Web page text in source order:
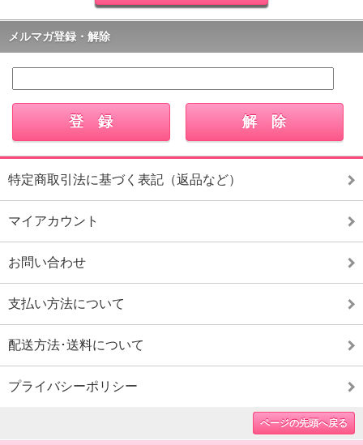
メルマガ登録・解除
特定商取引法に基づく表記（返品など）
マイアカウント
お問い合わせ
支払い方法について
配送方法･送料について
プライバシーポリシー
ページの先頭へ戻る